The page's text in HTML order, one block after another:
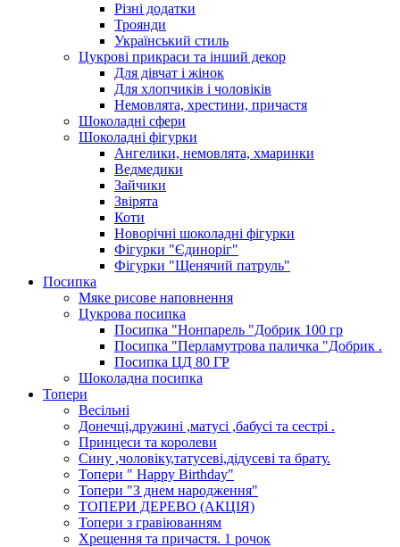
Різні додатки
Троянди
Український стиль
Цукрові прикраси та інший декор
Для дівчат і жінок
Для хлопчиків і чоловіків
Немовлята, хрестини, причастя
Шоколадні сфери
Шоколадні фігурки
Ангелики, немовлята, хмаринки
Ведмедики
Зайчики
Звірята
Коти
Новорічні шоколадні фігурки
Фігурки "Єдиноріг"
Фігурки "Щенячий патруль"
Посипка
Мяке рисове наповнення
Цукрова посипка
Посипка "Нонпарель "Добрик 100 гр
Посипка "Перламутрова паличка "Добрик .
Посипка ЦД 80 ГР
Шоколадна посипка
Топери
Весільні
Донечці,дружині ,матусі ,бабусі та сестрі .
Принцеси та королеви
Сину ,чоловіку,татусеві,дідусеві та брату.
Топери " Happy Birthday"
Топери "З днем народження"
ТОПЕРИ ДЕРЕВО (АКЦІЯ)
Топери з гравіюванням
Хрещення та причастя. 1 рочок